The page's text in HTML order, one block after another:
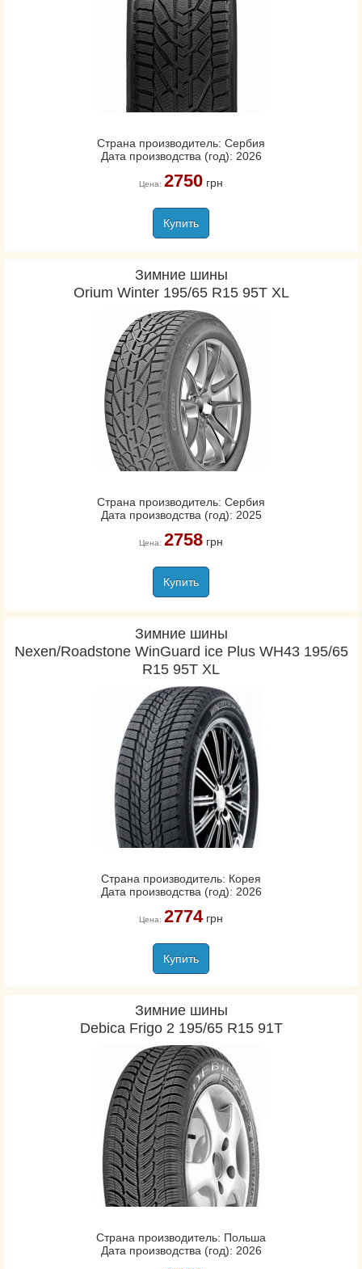
Страна производитель: Сербия
Дата производства (год): 2026
Цена: 2750грн
Купить
Зимние шины
Orium Winter 195/65 R15 95T XL
Страна производитель: Сербия
Дата производства (год): 2025
Цена: 2758грн
Купить
Зимние шины
Nexen/Roadstone WinGuard ice Plus WH43 195/65
R15 95T XL
Страна производитель: Корея
Дата производства (год): 2026
Цена: 2774грн
Купить
Зимние шины
Debica Frigo 2 195/65 R15 91T
Страна производитель: Польша
Дата производства (год): 2026